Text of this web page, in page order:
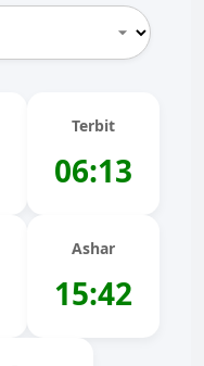
Terbit
06:13
Ashar
15:42